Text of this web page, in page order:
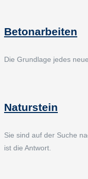
Betonarbeiten
Die Grundlage jedes
Naturstein
Sie sind auf der Suche
ist die Antwort.